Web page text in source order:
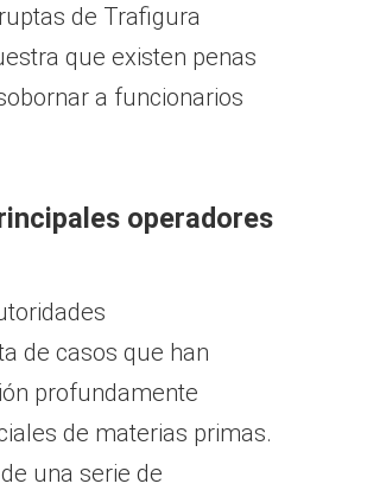
de Trafigura
que existen penas
a funcionarios
operadores
de casos que han
profundamente
de materias primas.
una serie de